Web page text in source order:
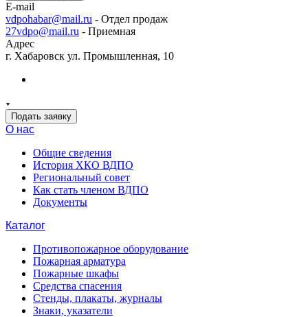
E-mail
vdpohabar@mail.ru - Отдел продаж
27vdpo@mail.ru - Приемная
Адрес
г. Хабаровск ул. Промышленная, 10
Подать заявку
О нас
Общие сведения
История ХКО ВДПО
Региональный совет
Как стать членом ВДПО
Документы
Каталог
Противопожарное оборудование
Пожарная арматура
Пожарные шкафы
Средства спасения
Стенды, плакаты, журналы
Знаки, указатели